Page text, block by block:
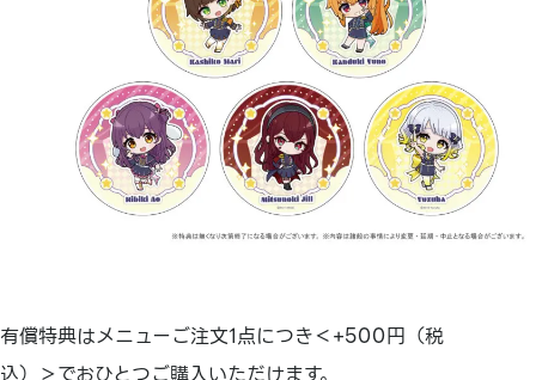
有償特典はメニューご注文1点につき＜+500円（税